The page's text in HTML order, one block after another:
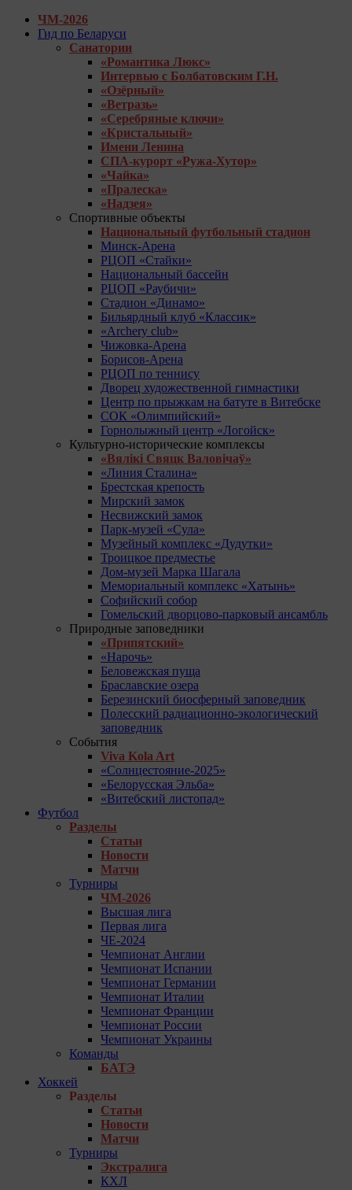
ЧМ-2026
Гид по Беларуси
Санатории
«Романтика Люкс»
Интервью с Болбатовским Г.Н.
«Озёрный»
«Ветразь»
«Серебряные ключи»
«Кристальный»
Имени Ленина
СПА-курорт «Ружа-Хутор»
«Чайка»
«Пралеска»
«Надзея»
Спортивные объекты
Национальный футбольный стадион
Минск-Арена
РЦОП «Стайки»
Национальный бассейн
РЦОП «Раубичи»
Стадион «Динамо»
Бильярдный клуб «Классик»
«Archery club»
Чижовка-Арена
Борисов-Арена
РЦОП по теннису
Дворец художественной гимнастики
Центр по прыжкам на батуте в Витебске
СОК «Олимпийский»
Горнолыжный центр «Логойск»
Культурно-исторические комплексы
«Вялікі Свяцк Валовічаў»
«Линия Сталина»
Брестская крепость
Мирский замок
Несвижский замок
Парк-музей «Сула»
Музейный комплекс «Дудутки»
Троицкое предместье
Дом-музей Марка Шагала
Мемориальный комплекс «Хатынь»
Софийский собор
Гомельский дворцово-парковый ансамбль
Природные заповедники
«Припятский»
«Нарочь»
Беловежская пуща
Браславские озера
Березинский биосферный заповедник
Полесский радиационно-экологический
заповедник
События
Viva Kola Art
«Солнцестояние-2025»
«Белорусская Эльба»
«Витебский листопад»
Футбол
Разделы
Статьи
Новости
Матчи
Турниры
ЧМ-2026
Высшая лига
Первая лига
ЧЕ-2024
Чемпионат Англии
Чемпионат Испании
Чемпионат Германии
Чемпионат Италии
Чемпионат Франции
Чемпионат России
Чемпионат Украины
Команды
БАТЭ
Хоккей
Разделы
Статьи
Новости
Матчи
Турниры
Экстралига
КХЛ